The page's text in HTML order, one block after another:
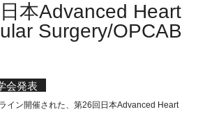
本Advanced Heart
Surgery/OPCAB
会発表
イン開催された、第26回日本Advanced Heart